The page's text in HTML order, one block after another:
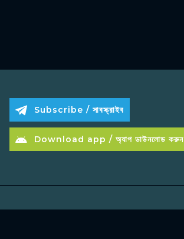
Subscribe / সাবস্ক্রাইব
Download app / অ্যাপ ডাউনলোড করুন